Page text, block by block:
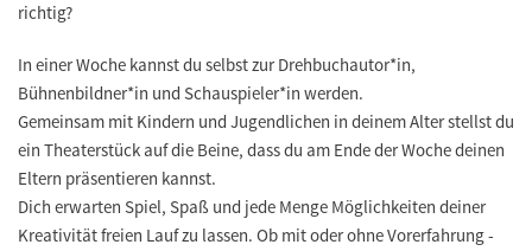
richtig?
In einer Woche kannst du selbst zur Drehbuchautor*in,
Bühnenbildner*in und Schauspieler*in werden.
Gemeinsam mit Kindern und Jugendlichen in deinem Alter stellst du
ein Theaterstück auf die Beine, dass du am Ende der Woche deinen
Eltern präsentieren kannst.
Dich erwarten Spiel, Spaß und jede Menge Möglichkeiten deiner
Kreativität freien Lauf zu lassen. Ob mit oder ohne Vorerfahrung -